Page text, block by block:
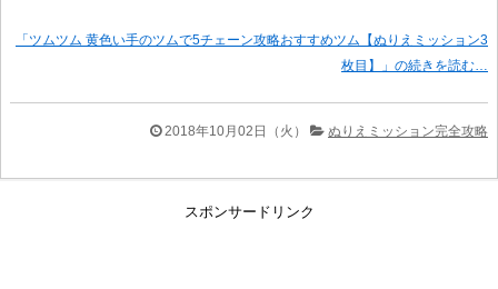
「ツムツム 黄色い手のツムで5チェーン攻略おすすめツム【ぬりえミッション3
枚目】」の続きを読む…
2018年10月02日（火） ぬりえミッション完全攻略
スポンサードリンク